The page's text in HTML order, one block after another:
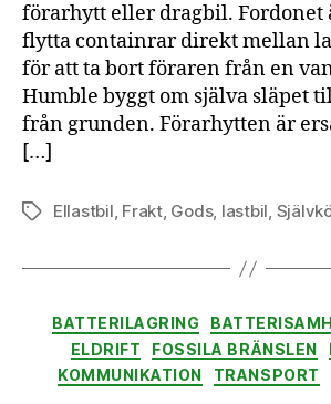
förarhytt eller dragbil. Fordonet
flytta containrar direkt mellan
för att ta bort föraren från en
Humble byggt om själva släpet
från grunden. Förarhytten är
[…]
Etiketter
Ellastbil, Frakt, Gods, lastbil,
BATTERILAGRING
ELDRIFT
FOSSILA BRÄNSLEN
KOMMUNIKATION
TRANSPORT